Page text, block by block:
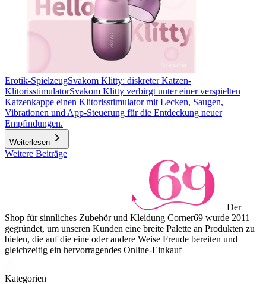
Erotik-SpielzeugSvakom Klitty: diskreter Katzen-
KlitorisstimulatorSvakom Klitty verbirgt unter einer verspielten
Katzenkappe einen Klitorisstimulator mit Lecken, Saugen,
Vibrationen und App-Steuerung für die Entdeckung neuer
Empfindungen.
Weiterlesen
Weitere Beiträge
Der
Shop für sinnliches Zubehör und Kleidung Corner69 wurde 2011
gegründet, um unseren Kunden eine breite Palette an Produkten zu
bieten, die auf die eine oder andere Weise Freude bereiten und
gleichzeitig ein hervorragendes Online-Einkauf
Kategorien